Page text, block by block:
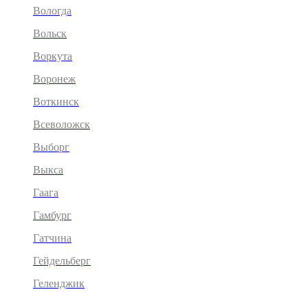
Вологда
Вольск
Воркута
Воронеж
Воткинск
Всеволожск
Выборг
Выкса
Гаага
Гамбург
Гатчина
Гейдельберг
Геленджик